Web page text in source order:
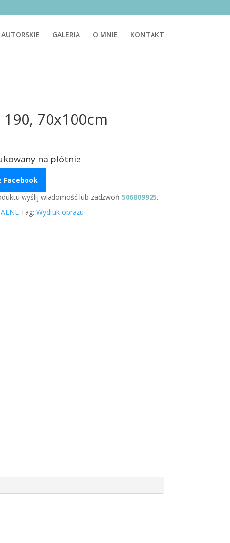
GALERIA O MNIE KONTAKT
70x100cm
na płótnie
Facebook
wyślij wiadomość lub zadzwoń 506809925.
Tag: Wydruk obrazu